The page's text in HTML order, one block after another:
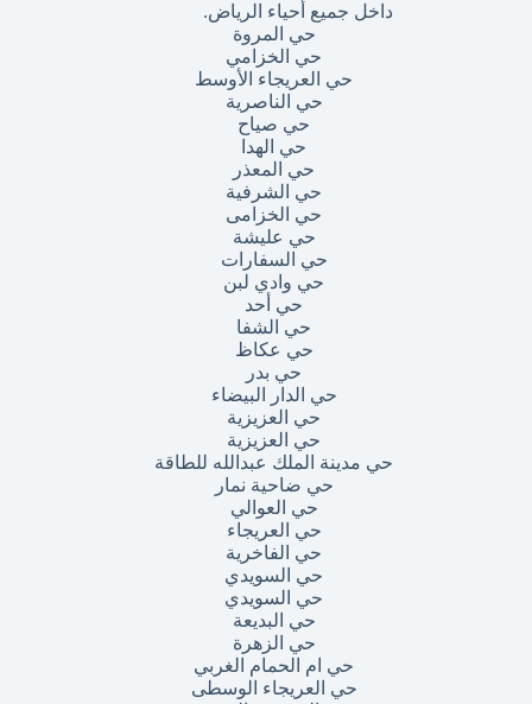
داخل جميع أحياء الرياض.
حي المروة
حي الخزامي
حي العريجاء الأوسط
حي الناصرية
حي صياح
حي الهدا
حي المعذر
حي الشرفية
حي الخزامى
حي عليشة
حي السفارات
حي وادي لبن
حي أحد
حي الشفا
حي عكاظ
حي بدر
حي الدار البيضاء
حي العزيزية
حي العزيزية
حي مدينة الملك عبدالله للطاقة
حي ضاحية نمار
حي العوالي
حي العريجاء
حي الفاخرية
حي السويدي
حي السويدي
حي البديعة
حي الزهرة
حي ام الحمام الغربي
حي العريجاء الوسطى